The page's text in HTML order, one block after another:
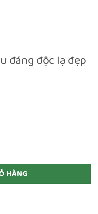
đáng độc lạ đẹp
đẹp dài 1m6 số lượng
HÀNG